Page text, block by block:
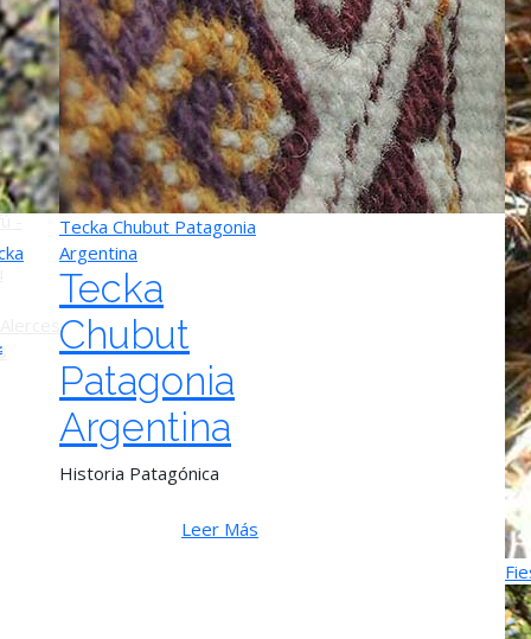
-
Tecka Chubut Patagonia
Argentina
Tecka
Chubut
Patagonia
Argentina
Historia Patagónica
Leer Más